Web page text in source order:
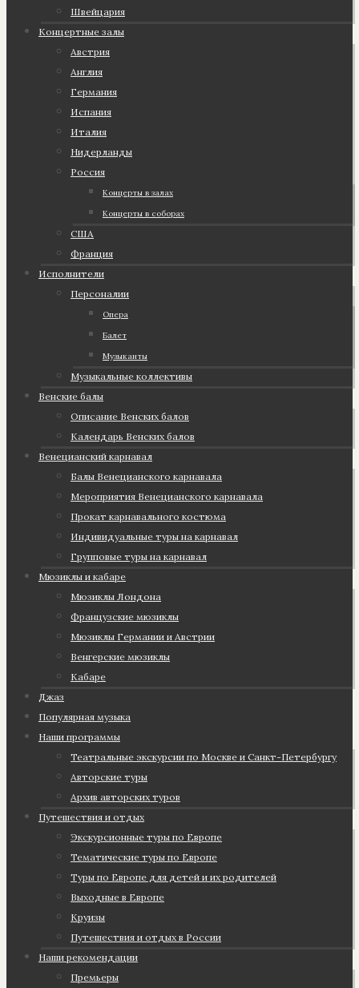
Швейцария
Концертные залы
Австрия
Англия
Германия
Испания
Италия
Нидерланды
Россия
Концерты в залах
Концерты в соборах
США
Франция
Исполнители
Персоналии
Опера
Балет
Музыканты
Музыкальные коллективы
Венские балы
Описание Венских балов
Календарь Венских балов
Венецианский карнавал
Балы Венецианского карнавала
Мероприятия Венецианского карнавала
Прокат карнавального костюма
Индивидуальные туры на карнавал
Групповые туры на карнавал
Мюзиклы и кабаре
Мюзиклы Лондона
Французские мюзиклы
Мюзиклы Германии и Австрии
Венгерские мюзиклы
Кабаре
Джаз
Популярная музыка
Наши программы
Театральные экскурсии по Москве и Санкт-Петербургу
Авторские туры
Архив авторских туров
Путешествия и отдых
Экскурсионные туры по Европе
Тематические туры по Европе
Туры по Европе для детей и их родителей
Выходные в Европе
Круизы
Путешествия и отдых в России
Наши рекомендации
Премьеры